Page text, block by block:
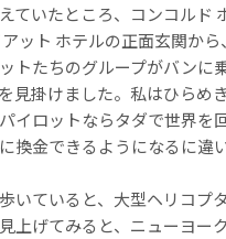
ていたところ、コンコルド
ット ホテルの正面玄関から
トたちのグループがバンに
見掛けました。私はひらめ
イロットならタダで世界を
換金できるようになるに違
いていると、大型ヘリコプ
上げてみると、ニューヨー